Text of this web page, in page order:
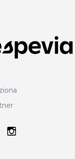
su su
seguici